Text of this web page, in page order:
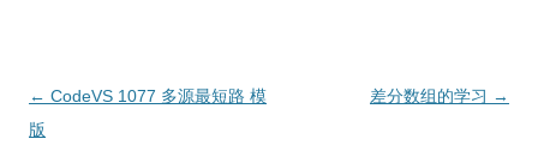
文
章
← CodeVS 1077 多源最短路 模
版
差分数组的学习 →